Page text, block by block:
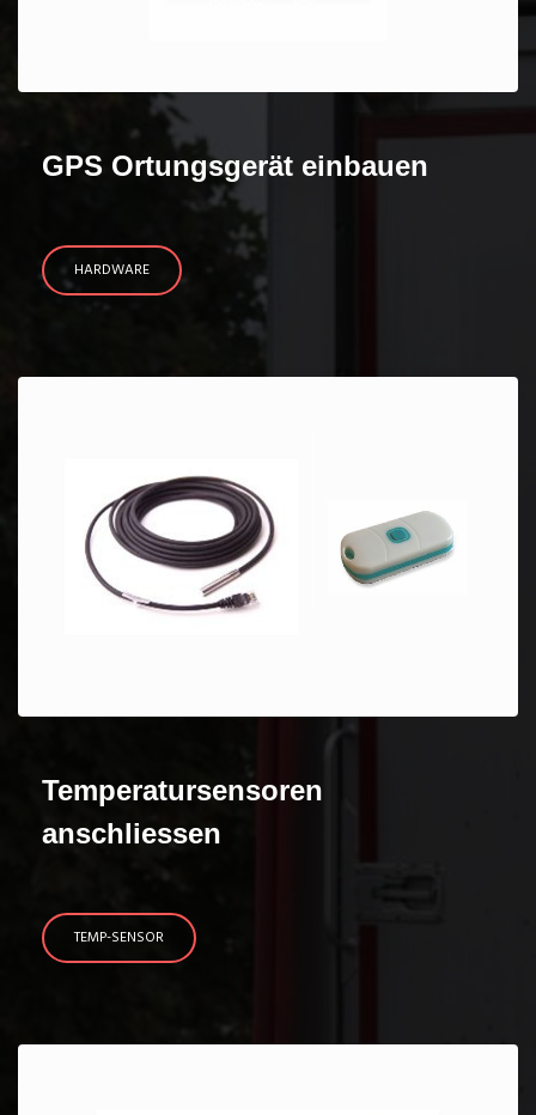
GPS Ortungsgerät einbauen
HARDWARE
Temperatursensoren
anschliessen
TEMP-SENSOR